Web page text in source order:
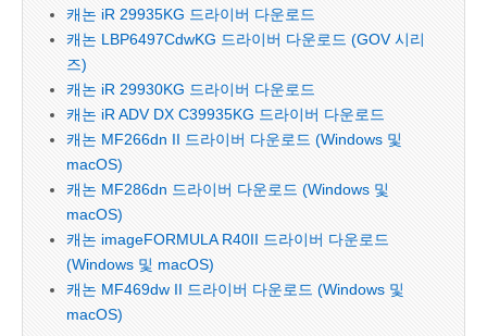
캐논 iR 29935KG 드라이버 다운로드
캐논 LBP6497CdwKG 드라이버 다운로드 (GOV 시리
즈)
캐논 iR 29930KG 드라이버 다운로드
캐논 iR ADV DX C39935KG 드라이버 다운로드
캐논 MF266dn II 드라이버 다운로드 (Windows 및
macOS)
캐논 MF286dn 드라이버 다운로드 (Windows 및
macOS)
캐논 imageFORMULA R40II 드라이버 다운로드
(Windows 및 macOS)
캐논 MF469dw II 드라이버 다운로드 (Windows 및
macOS)